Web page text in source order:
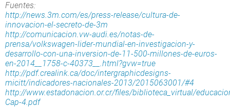
Fuentes:
http://news.3m.com/es/press-release/cultura-de-
innovacion-el-secreto-de-3m
http://comunicacion.vw-audi.es/notas-de-
prensa/volkswagen-lider-mundial-en-investigacion-y-
desarrollo-con-una-inversion-de-11-500-millones-de-euros-
en-2014__1758-c-40373__.html?gvw=true
http://pdf.crealink.ca/doc/intergraphicdesigns-
micitt/indicadores-nacionales-2013/2015063001/#4
http://www.estadonacion.or.cr/files/biblioteca_virtual/
Cap-4.pdf